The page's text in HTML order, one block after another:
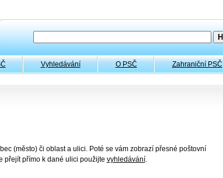
Vyhledávání O PSČ Zahraniční PSČ
(město) či oblast a ulici. Poté se vám zobrazí přesné poštovní
přejít přímo k dané ulici použijte vyhledávání.